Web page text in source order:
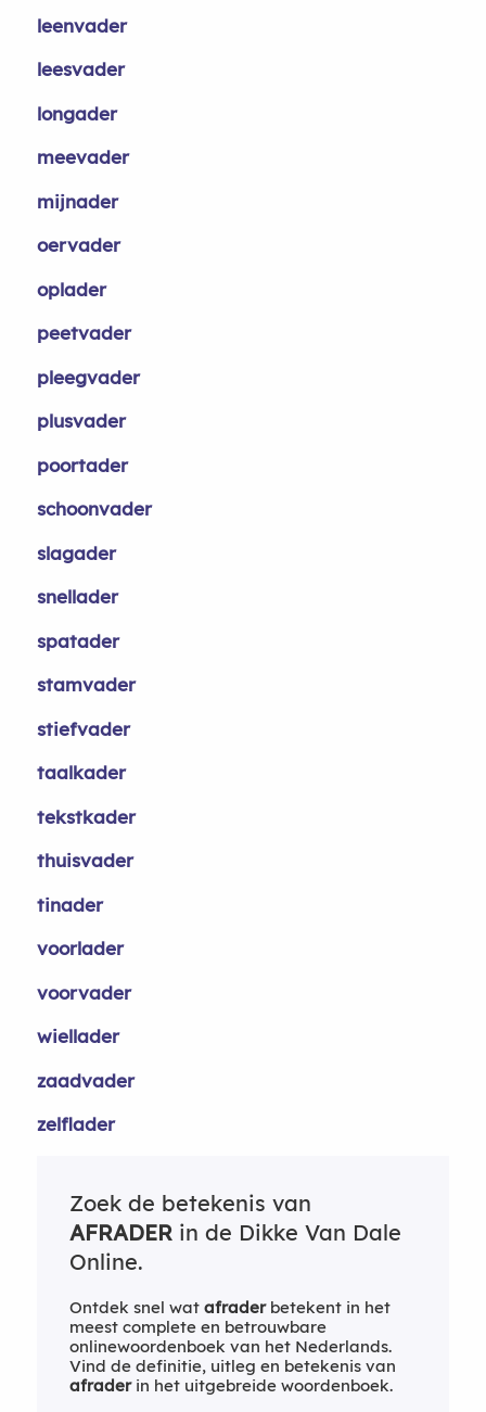
leenvader
leesvader
longader
meevader
mijnader
oervader
oplader
peetvader
pleegvader
plusvader
poortader
schoonvader
slagader
snellader
spatader
stamvader
stiefvader
taalkader
tekstkader
thuisvader
tinader
voorlader
voorvader
wiellader
zaadvader
zelflader
Zoek de betekenis van
AFRADERin de Dikke Van Dale
Online.
Ontdek snel wat afraderbetekent in het
meest complete en betrouwbare
onlinewoordenboek van het Nederlands.
Vind de definitie, uitleg en betekenis van
afraderin het uitgebreide woordenboek.